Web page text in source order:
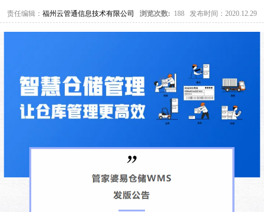
责任编辑： 福州云管通信息技术有限公司 浏览次数: 188 发布时间：2020.12.29